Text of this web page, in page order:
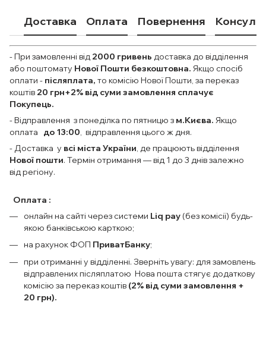
Доставка Оплата Повернення
- При замовленні від 2000 гривень доставка до відділення
або поштомату Нової Пошти безкоштовна. Якщо спосіб
оплати - післяплата, то комісію Нової Пошти, за переказ
коштів 20 грн+2% від суми замовлення сплачує
Покупець.
- Відправлення з понеділка по пятницю з м.Києва. Якщо
оплата до 13:00, відправлення цього ж дня.
- Доставка у всі міста України, де працюють відділення
Нової пошти. Термін отримання — від 1 до 3 днів залежно
від регіону.
Оплата :
онлайн на сайті через системи Liq pay (без комісії) будь-
якою банківською карткою;
на рахунок ФОП ПриватБанку;
при отриманні у відділенні. Зверніть увагу: для замовлень
відправлених післяплатою Нова пошта стягує додаткову
комісію за переказ коштів (2% від суми замовлення +
20 грн).